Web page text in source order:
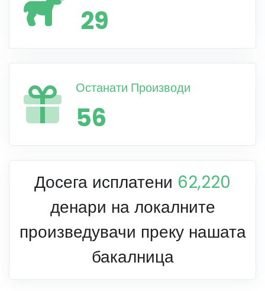
29
Останати Производи
56
Досега исплатени 62,220
денари на локалните
произведувачи преку нашата
бакалница